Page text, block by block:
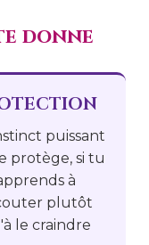
donne
puissant
protège, si tu
à
plutôt
le craindre